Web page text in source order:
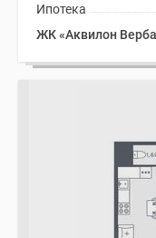
Ипотека
ЖК «Аквилон